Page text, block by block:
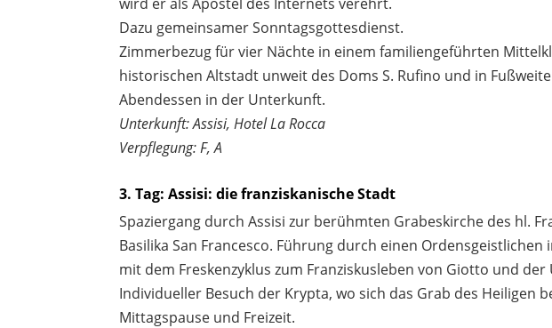
Dazu gemeinsamer Sonntagsgottesdienst.
Zimmerbezug für vier Nächte in einem familiengeführten
historischen Altstadt unweit des Doms S. Rufino und in
Abendessen in der Unterkunft.
Unterkunft: Assisi, Hotel La Rocca
Verpflegung: F, A
3. Tag: Assisi: die franziskanische Stadt
Spaziergang durch Assisi zur berühmten Grabeskirche des hl.
Basilika San Francesco. Führung durch einen Ordensgeistlichen
mit dem Freskenzyklus zum Franziskusleben von Giotto und
Individueller Besuch der Krypta, wo sich das Grab des Heiligen
Mittagspause und Freizeit.